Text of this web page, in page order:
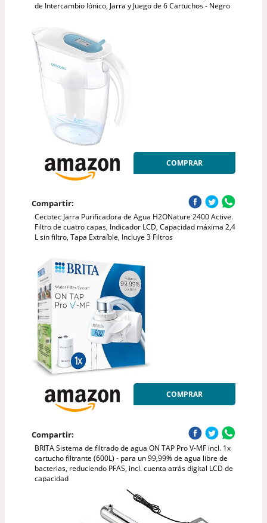
de Intercambio Iónico, Jarra y Juego de 6 Cartuchos - Negro
COMPRAR
Compartir:
Cecotec Jarra Purificadora de Agua H2ONature 2400 Active.
Filtro de cuatro capas, Indicador LCD, Capacidad máxima 2,4
L sin filtro, Tapa Extraíble, Incluye 3 Filtros
COMPRAR
Compartir:
BRITA Sistema de filtrado de agua ON TAP Pro V-MF incl. 1x
cartucho filtrante (600L) - para un 99,99% de agua libre de
bacterias, reduciendo PFAS, incl. cuenta atrás digital LCD de
capacidad